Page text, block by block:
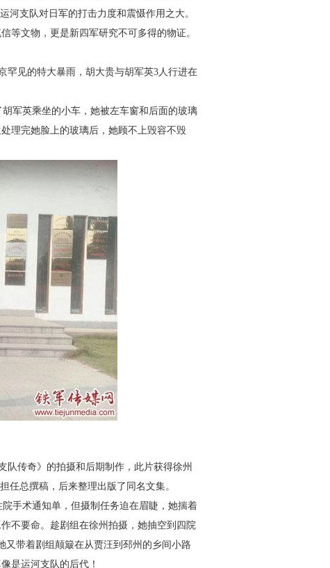
河支队对日军的打击力度和震慑作用之大。
信等文物，更是新四军研究不可多得的物证。
罕见的特大暴雨，胡大贵与胡军英3人行进在
军英乘坐的小车，她被左车窗和后面的玻璃
理完她脸上的玻璃后，她顾不上毁容不毁
队传奇》的拍摄和后期制作， 此片获得徐州
任总撰稿，后来整理出版了同名文集。
手术通知单，但摄制任务迫在眉睫，她揣着
不要命。趁剧组在徐州拍摄，她抽空到四院
又带着剧组颠簸在从贾汪到邳州的乡间小路
是运河支队的后代！